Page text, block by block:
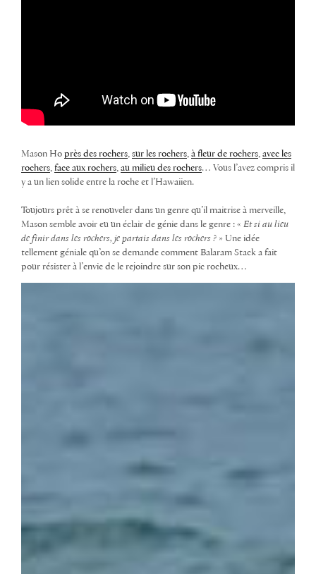
Mason Ho près des rochers, sur les rochers, à fleur de rochers, avec les
rochers, face aux rochers, au milieu des rochers… Vous l’avez compris il
y a un lien solide entre la roche et l’Hawaiien.
Toujours prêt à se renouveler dans un genre qu’il maitrise à merveille,
Mason semble avoir eu un éclair de génie dans le genre : « Et si au lieu
de finir dans les rochers, je partais dans les rochers ? » Une idée
tellement géniale qu’on se demande comment Balaram Stack a fait
pour résister à l’envie de le rejoindre sur son pic rocheux…